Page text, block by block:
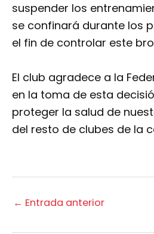
suspender los
se confinará durante los
el fin de controlar este
El club agradece a la
en la toma de esta
proteger la salud de
del resto de clubes de la
← Entrada anterior